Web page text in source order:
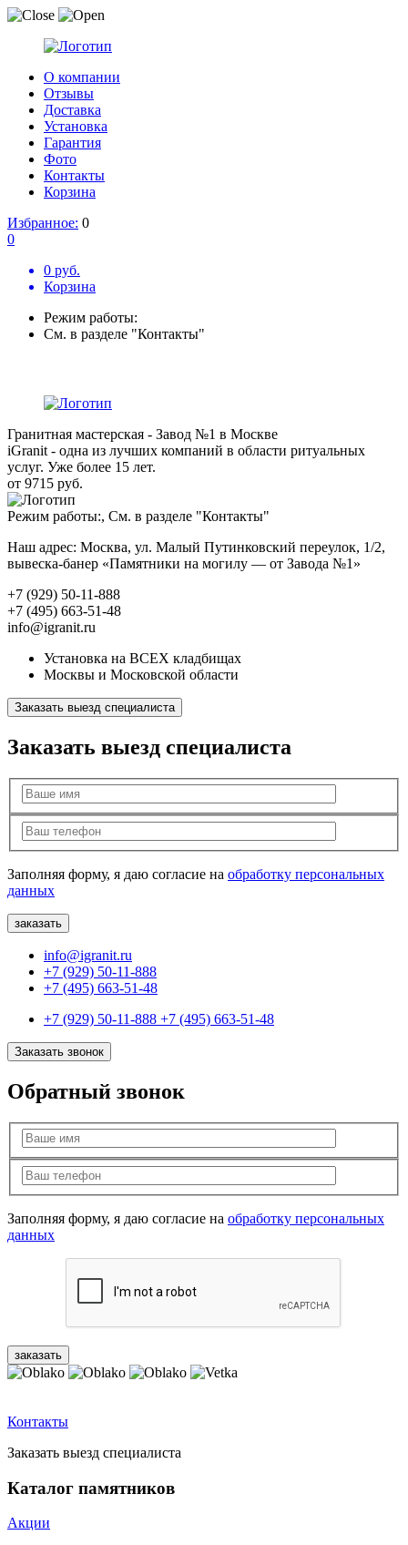
О компании
Отзывы
Доставка
Установка
Гарантия
Фото
Контакты
Корзина
Избранное: 0
0
0 руб.
Корзина
Режим работы:
См. в разделе "Контакты"
Гранитная мастерская - Завод №1 в Москве
iGranit - одна из лучших компаний в области ритуальных
услуг. Уже более 15 лет.
от 9715 руб.
Режим работы:, См. в разделе "Контакты"
Наш адрес: Москва, ул. Малый Путинковский переулок, 1/2,
вывеска-банер «Памятники на могилу — от Завода №1»
+7 (929) 50-11-888
+7 (495) 663-51-48
info@igranit.ru
Установка на ВСЕХ кладбищах
Москвы и Московской области
Заказать выезд специалиста
Заказать выезд специалиста
Заполняя форму, я даю согласие на обработку персональных
данных
info@igranit.ru
+7 (929) 50-11-888
+7 (495) 663-51-48
+7 (929) 50-11-888 +7 (495) 663-51-48
Заказать звонок
Обратный звонок
Заполняя форму, я даю согласие на обработку персональных
данных
Контакты
Заказать выезд специалиста
Каталог памятников
Акции